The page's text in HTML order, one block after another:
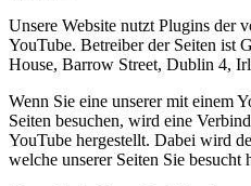
Unsere Website nutzt Plugins der
YouTube. Betreiber der Seiten ist
House, Barrow Street, Dublin 4,
Wenn Sie eine unserer mit einem
Seiten besuchen, wird eine
YouTube hergestellt. Dabei wird
welche unserer Seiten Sie besucht